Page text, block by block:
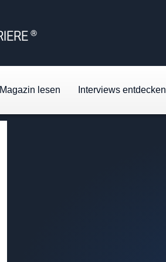
Magazin lesen Interviews entdecken